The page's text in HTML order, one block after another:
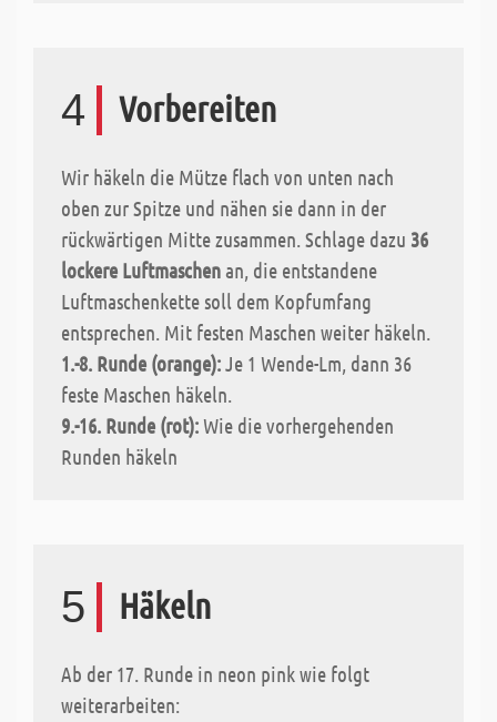
4 Vorbereiten
Wir häkeln die Mütze flach von unten nach
oben zur Spitze und nähen sie dann in der
rückwärtigen Mitte zusammen. Schlage dazu 36
lockere Luftmaschenan, die entstandene
Luftmaschenkette soll dem Kopfumfang
entsprechen. Mit festen Maschen weiter häkeln.
1.-8. Runde (orange):Je 1 Wende-Lm, dann 36
feste Maschen häkeln.
9.-16. Runde (rot):Wie die vorhergehenden
Runden häkeln
5 Häkeln
Ab der 17. Runde in neon pink wie folgt
weiterarbeiten: